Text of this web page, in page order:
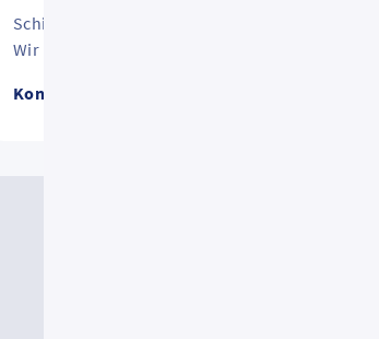
Schirm vergessen? JahresAbo ändern? Oder
Wir helfen weiter.
Kontakt zum RMV
RMV-Vertriebsstellen